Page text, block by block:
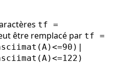
tf =
être remplacé par tf =